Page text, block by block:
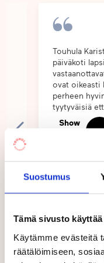
Suostumus
Tämä sivusto
Käytämme evästeitä
räätälöimiseen,
Aamuisin jokainen
vuorovaikutus
Päivän päätteeksi
vanhempien kanssa.
Lähetämme
kerromme
viikon
aamukahveja
kevätjuhlia yhdessä
Iltatoimintana
muskaria 0–2-
Touhula
päiväkoti
ovat oikeasti
perheen
tyytyväisiä
Show
Henna Mäkinen